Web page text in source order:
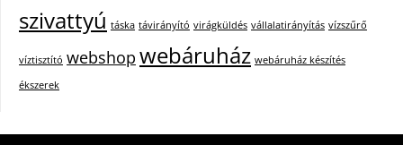
szivattyú táska távirányító virágküldés vállalatirányítás vízszűrő
víztisztító webshop webáruház webáruház készítés
ékszerek